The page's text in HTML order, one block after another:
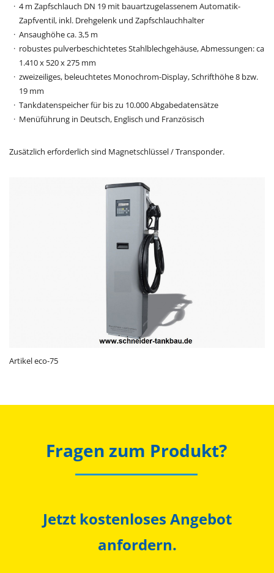
4 m Zapfschlauch DN 19 mit bauartzugelassenem Automatik-
Zapfventil, inkl. Drehgelenk und Zapfschlauchhalter
Ansaughöhe ca. 3,5 m
robustes pulverbeschichtetes Stahlblechgehäuse, Abmessungen: ca
1.410 x 520 x 275 mm
zweizeiliges, beleuchtetes Monochrom-Display, Schrifthöhe 8 bzw.
19 mm
Tankdatenspeicher für bis zu 10.000 Abgabedatensätze
Menüführung in Deutsch, Englisch und Französisch
Zusätzlich erforderlich sind Magnetschlüssel / Transponder.
Artikel eco-75
Fragen zum Produkt?
Jetzt kostenloses Angebot
anfordern.